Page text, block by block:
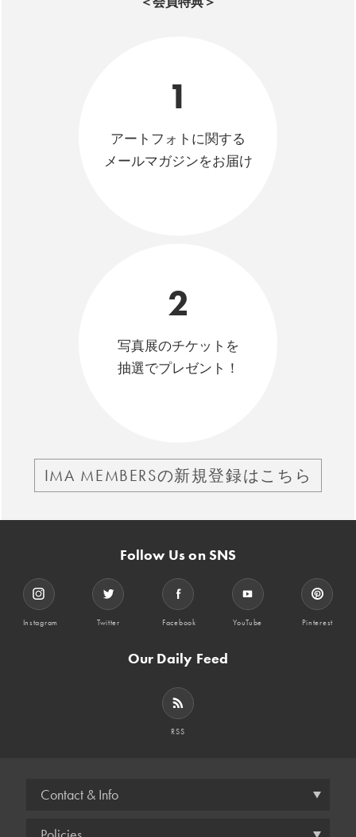
1
アートフォトに関する
メールマガジンをお届け
2
写真展のチケットを
抽選でプレゼント！
IMA MEMBERSの新規登録はこちら
Follow Us on SNS
Instagram Twitter Facebook YouTube Pinterest
Our Daily Feed
RSS
Contact & Info